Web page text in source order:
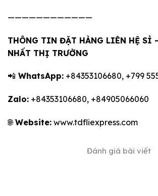
————————————
THÔNG TIN ĐẶT HÀNG LIÊN HỆ SỈ
NHẤT THỊ TRƯỜNG
📲 WhatsApp: +84353106680, +799
Zalo: +84353106680, +84905066060
🌐Website: www.tdfliexpress.com
Đánh giá bài viết